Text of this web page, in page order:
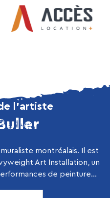
l’artiste
montréalais. Il est
Art Installation, un
de peinture...